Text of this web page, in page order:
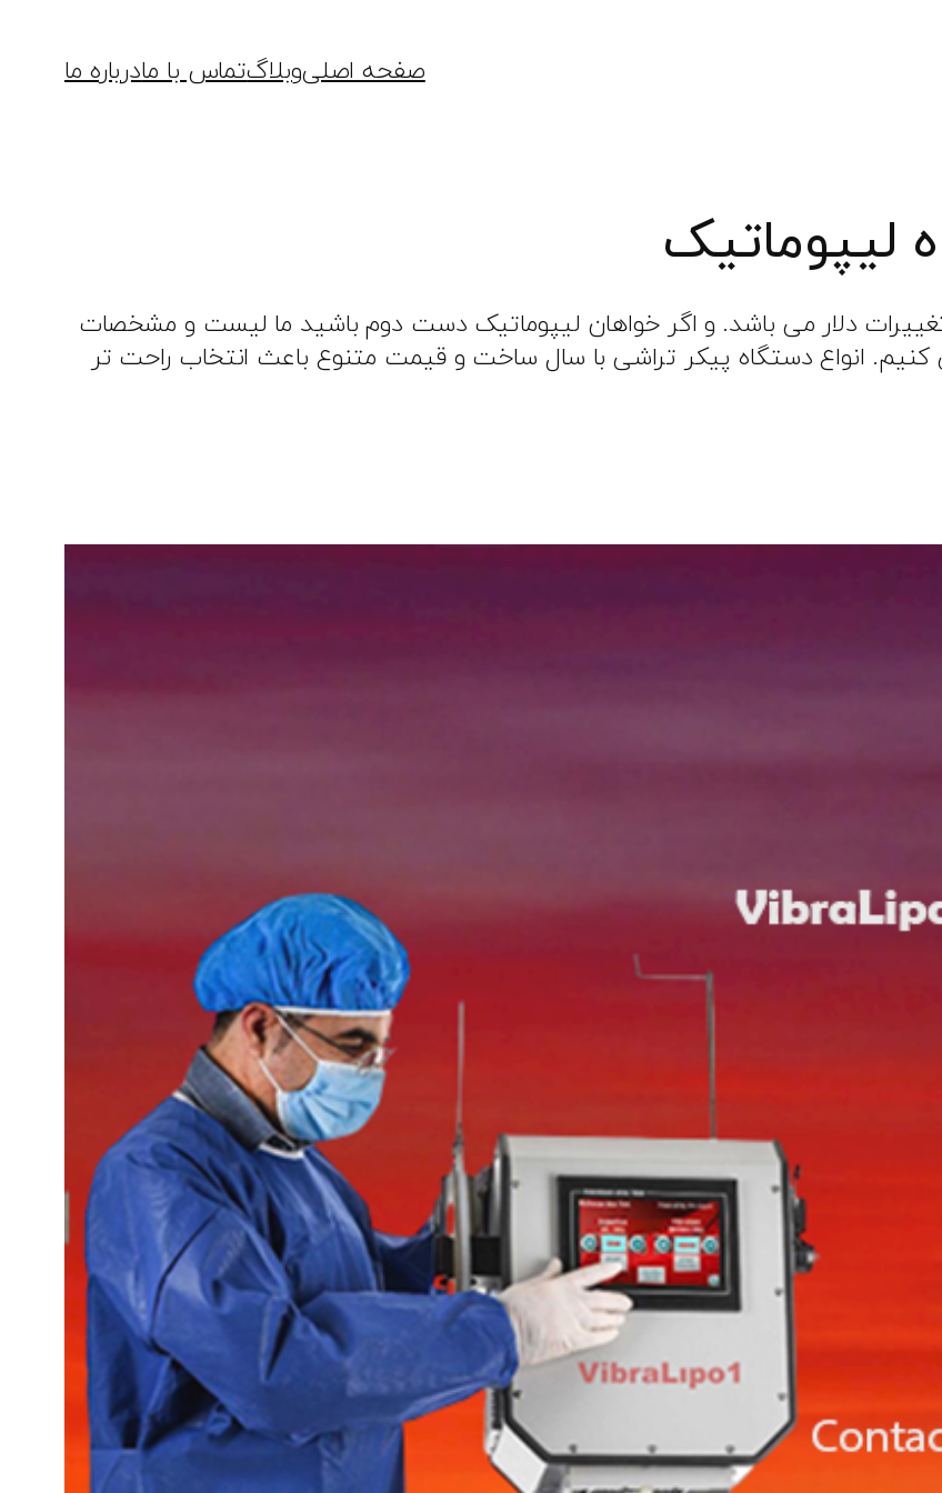
صفحه اصلیوبلاگتماس با مادرباره ما
لیپوماتیک
در سال ۹۸ با توجه به تغییرات دلار می باشد. و اگر خواهان لیپوماتیک دست دوم باشید ما لیست و مشخصات
انواع دستگاه پیکر تراشی با سال ساخت و قیمت متنوع باعث انتخاب راحت تر